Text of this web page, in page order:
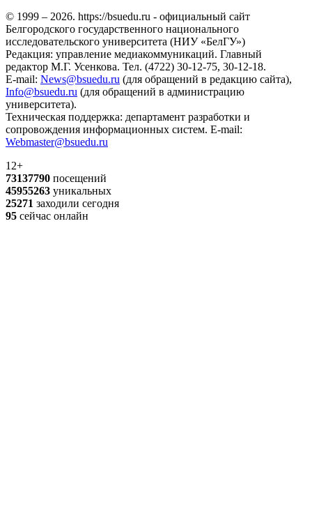
© 1999 – 2026. https://bsuedu.ru - официальный сайт
Белгородского государственного национального
исследовательского университета (НИУ «БелГУ»)
Редакция: управление медиакоммуникаций. Главный
редактор М.Г. Усенкова. Тел. (4722) 30-12-75, 30-12-18.
E-mail: News@bsuedu.ru (для обращений в редакцию сайта),
Info@bsuedu.ru (для обращений в администрацию
университета).
Техническая поддержка: департамент разработки и
сопровождения информационных систем. E-mail:
Webmaster@bsuedu.ru
12+
73137790 посещений
45955263 уникальных
25271 заходили сегодня
95 сейчас онлайн